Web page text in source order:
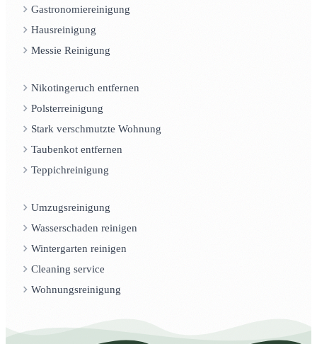
Gastronomiereinigung
Hausreinigung
Messie Reinigung
Nikotingeruch entfernen
Polsterreinigung
Stark verschmutzte Wohnung
Taubenkot entfernen
Teppichreinigung
Umzugsreinigung
Wasserschaden reinigen
Wintergarten reinigen
Cleaning service
Wohnungsreinigung